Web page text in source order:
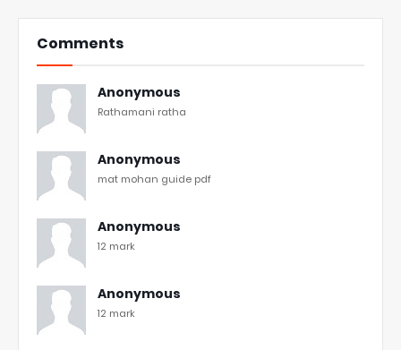
Comments
Anonymous
Rathamani ratha
Anonymous
mat mohan guide pdf
Anonymous
12 mark
Anonymous
12 mark